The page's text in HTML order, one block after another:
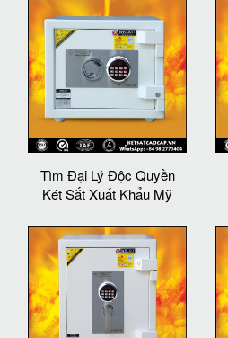
Tìm Đại Lý Độc Quyền
Két Sắt Xuất Khẩu Mỹ